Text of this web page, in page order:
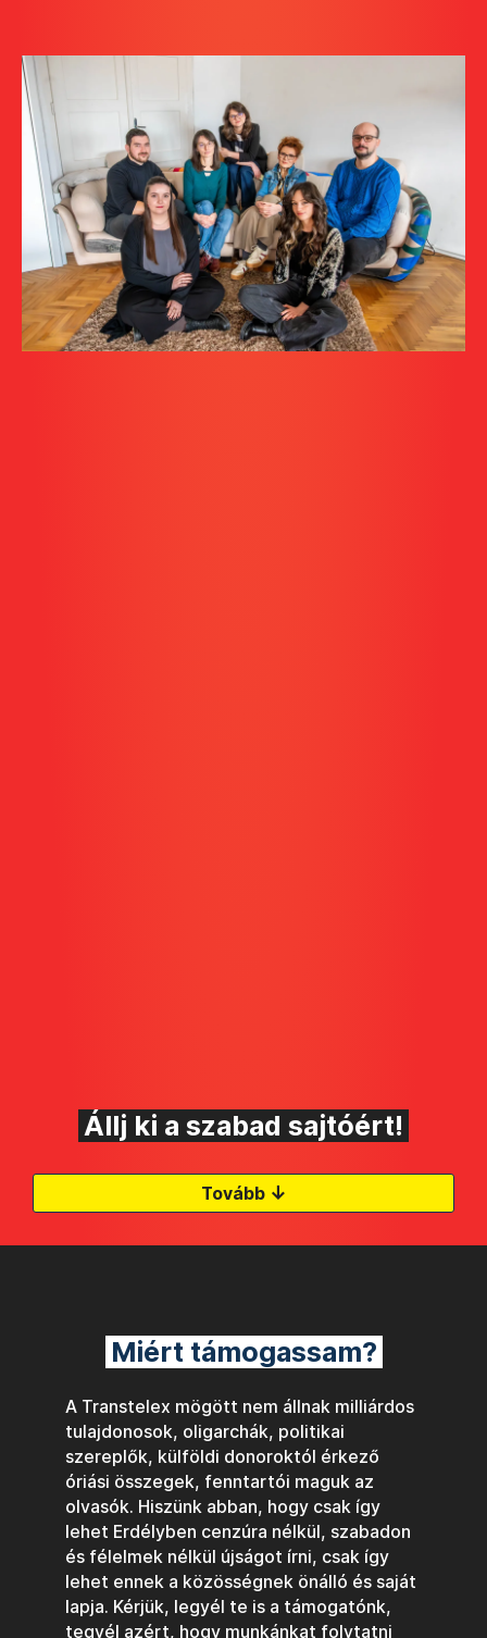
Állj ki a szabad sajtóért!
Tovább ↓
Miért támogassam?
A Transtelex mögött nem állnak milliárdos
tulajdonosok, oligarchák, politikai
szereplők, külföldi donoroktól érkező
óriási összegek, fenntartói maguk az
olvasók. Hiszünk abban, hogy csak így
lehet Erdélyben cenzúra nélkül, szabadon
és félelmek nélkül újságot írni, csak így
lehet ennek a közösségnek önálló és saját
lapja. Kérjük, legyél te is a támogatónk,
tegyél azért, hogy munkánkat folytatni